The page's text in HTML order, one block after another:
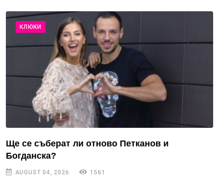
КЛЮКИ
Ще се съберат ли отново Петканов и
Богданска?
AUGUST 04, 2026 1561